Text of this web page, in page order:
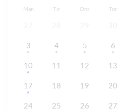
Man Tir Ons Tor
3 4 5 6
10 11 12 13
17 18 19 20
24 25 26 27